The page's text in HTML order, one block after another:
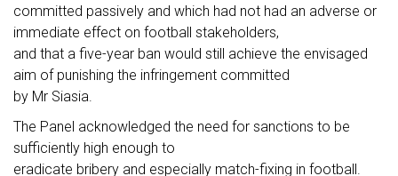
committed passively and which had not had an adverse or
immediate effect on football stakeholders,
and that a five-year ban would still achieve the envisaged
aim of punishing the infringement committed
by Mr Siasia.
The Panel acknowledged the need for sanctions to be
sufficiently high enough to
eradicate bribery and especially match-fixing in football.